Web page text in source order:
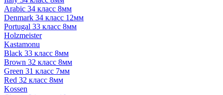
Arabic 34 класс 8мм
Denmark 34 класс 12мм
Portugal 33 класс 8мм
Holzmeister
Kastamonu
Black 33 класс 8мм
Brown 32 класс 8мм
Green 31 класс 7мм
Red 32 класс 8мм
Kossen